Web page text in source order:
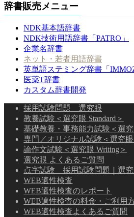
辞書販売メニュー
NDK基本語辞書
NDK技術用語辞書「PATRO」
企業名辞書
ネット・若者用語辞書
英単語ステミング辞書「
医薬T辞書
カスタム辞書開発
採用試験問題 選究眼
教養試験＜選究眼 Standard＞
基礎教養・事務能力試験＜選究
専門／オリジナル試験＜選究眼
論作文試験＜選究眼 Writing＞
選究眼 よくあるご質問
点字試験 採用試験問題｜選究
WEB適性検査
WEB適性検査のレポート
WEB適性検査の料金・ご利用
WEB適性検査よくあるご質問